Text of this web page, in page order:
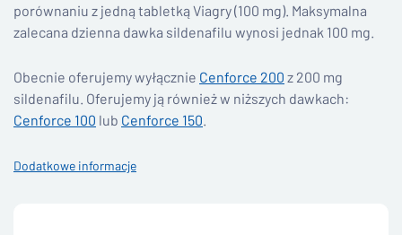
porównaniu z jedną tabletką Viagry (100 mg). Maksymalna
zalecana dzienna dawka sildenafilu wynosi jednak 100 mg.
Obecnie oferujemy wyłącznie Cenforce 200 z 200 mg
sildenafilu. Oferujemy ją również w niższych dawkach:
Cenforce 100 lub Cenforce 150.
Dodatkowe informacje